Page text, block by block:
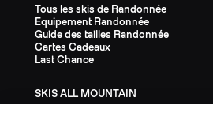
Tous les skis de Randonnée
Equipement Randonnée
Guide des tailles Randonnée
Cartes Cadeaux
Last Chance
SKIS ALL MOUNTAIN